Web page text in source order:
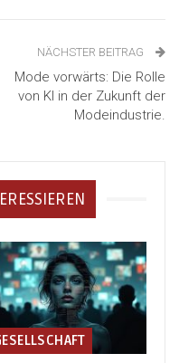
NÄCHSTER BEITRAG
Mode vorwärts: Die Rolle
von KI in der Zukunft der
Modeindustrie.